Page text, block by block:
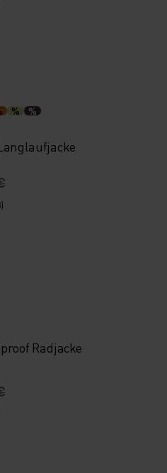
% %
Radjacke